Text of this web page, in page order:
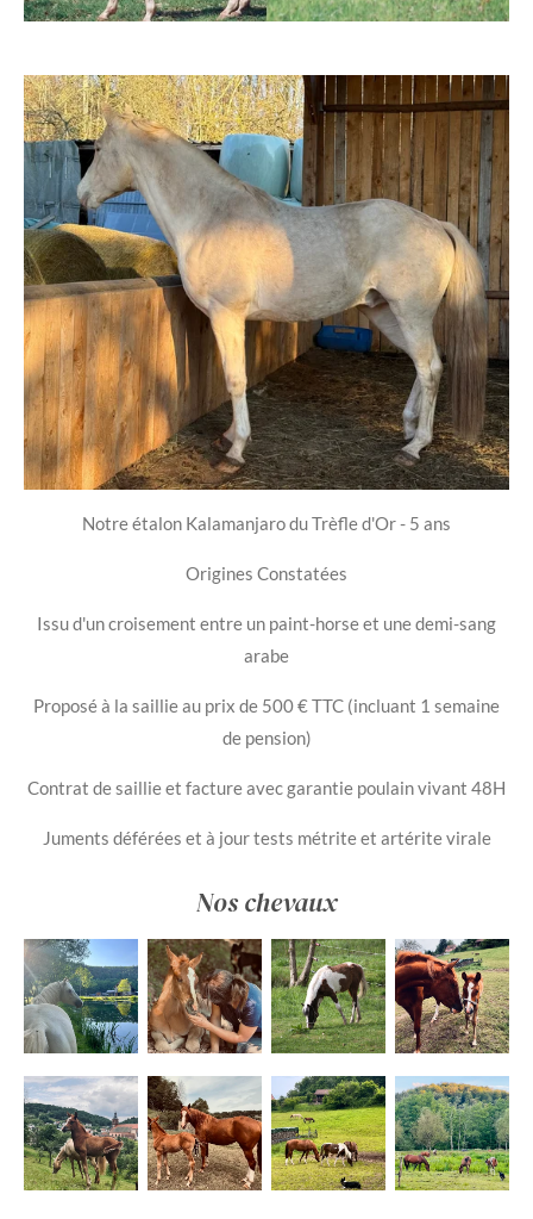
Notre étalon Kalamanjaro du Trèfle d'Or - 5 ans
Origines Constatées
Issu d'un croisement entre un paint-horse et une demi-sang
arabe
Proposé à la saillie au prix de 500 € TTC (incluant 1 semaine
de pension)
Contrat de saillie et facture avec garantie poulain vivant 48H
Juments déférées et à jour tests métrite et artérite virale
Nos chevaux